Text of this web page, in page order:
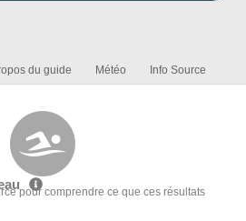
du guide Météo Info Source
pour comprendre ce que ces résultats